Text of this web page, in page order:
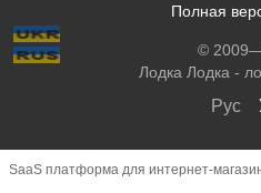
Полная
©
Лодка Лодка -
Рус
SaaS платформа для интернет-